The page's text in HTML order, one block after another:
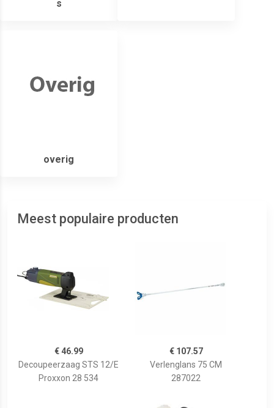
s
overig
Meest populaire producten
€ 46.99
Decoupeerzaag STS 12/E
Proxxon 28 534
€ 107.57
Verlenglans 75 CM
287022